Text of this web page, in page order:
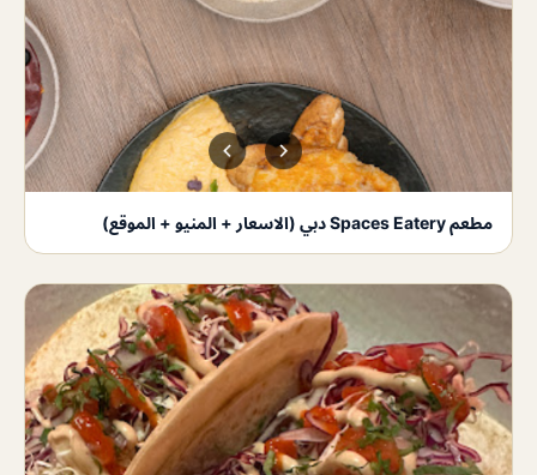
مطعم Spaces Eatery دبي (الاسعار + المنيو + الموقع)